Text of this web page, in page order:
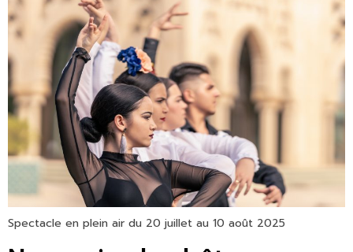
Spectacle en plein air du 20 juillet au 10 août 2025